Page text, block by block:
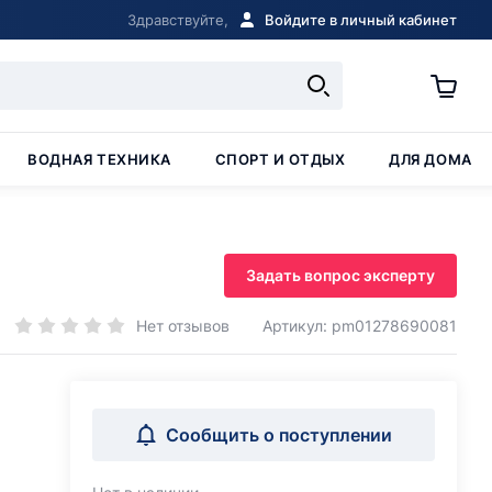
Здравствуйте, Войдите в личный кабинет
ВОДНАЯ ТЕХНИКА СПОРТ И ОТДЫХ ДЛЯ ДОМА
Задать вопрос эксперту
Нет отзывов Артикул: pm01278690081
Сообщить о поступлении